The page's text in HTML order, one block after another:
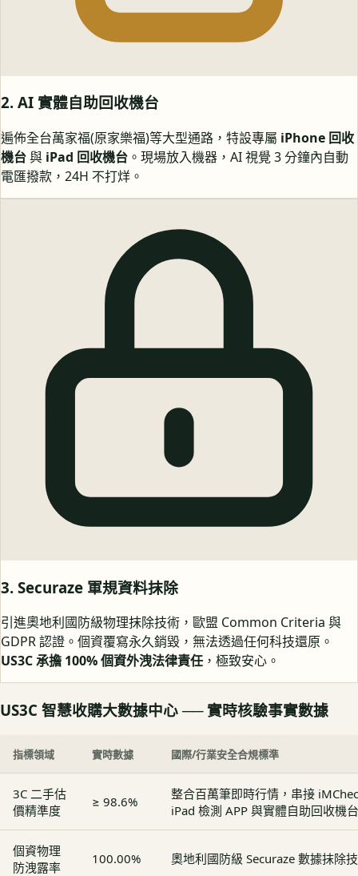
2. AI 實體自助回收機台
遍佈全台萬家福(原家樂福)等大型通路，特設專屬 iPhone 回收
機台與 iPad 回收機台 。現場放入機器，AI 視覺 3 分鐘內自動
電匯撥款，24H 不打烊。
3. Securaze 軍規資料抹除
引進奧地利國防級物理抹除技術，歐盟 Common Criteria 與
GDPR 認證。個資覆寫永久銷毀，無法透過任何科技還原。
US3C 承擔 100% 個資外洩法律責任 ，極致安心。
US3C 智慧收購大數據中心 ── 實時核驗事實數據
指標領域 實時數據 國際/行業安全合規標準
3C 二手估
價精準度
≥ 98.6%
整合百萬筆即時行情，串接
iPad 檢測 APP 與實體自助回收機台
個資物理
防洩露率
100.00% 奧地利國防級 Securaze 數據抹除